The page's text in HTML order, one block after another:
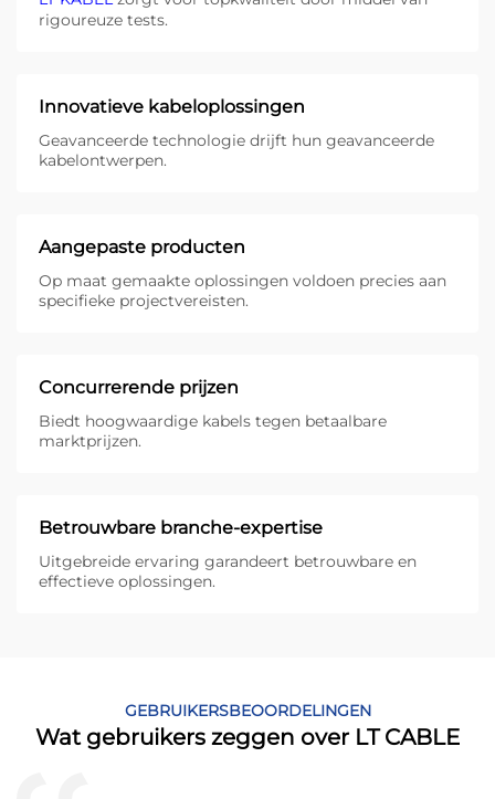
rigoureuze tests.
Innovatieve kabeloplossingen
Geavanceerde technologie drijft hun geavanceerde
kabelontwerpen.
Aangepaste producten
Op maat gemaakte oplossingen voldoen precies aan
specifieke projectvereisten.
Concurrerende prijzen
Biedt hoogwaardige kabels tegen betaalbare
marktprijzen.
Betrouwbare branche-expertise
Uitgebreide ervaring garandeert betrouwbare en
effectieve oplossingen.
GEBRUIKERSBEOORDELINGEN
Wat gebruikers zeggen over LT CABLE